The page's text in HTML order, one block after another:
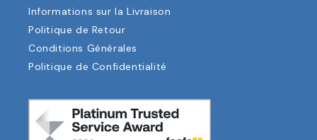
Informations sur la Livraison
Politique de Retour
Conditions Générales
Politique de Confidentialité